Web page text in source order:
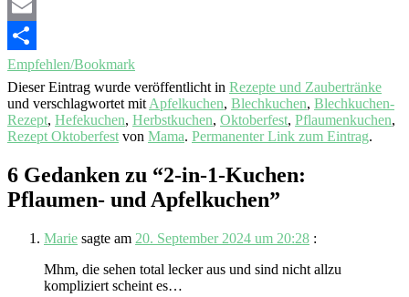
Email
Empfehlen/Bookmark
Dieser Eintrag wurde veröffentlicht in Rezepte und Zaubertränke
und verschlagwortet mitApfelkuchen, Blechkuchen, Blechkuchen-
Rezept, Hefekuchen, Herbstkuchen, Oktoberfest, Pflaumenkuchen,
Rezept Oktoberfestvon Mama. Permanenter Link zum Eintrag.
6 Gedanken zu “2-in-1-Kuchen:
Pflaumen- und Apfelkuchen”
Marie sagte am 20. September 2024 um 20:28 :
Mhm, die sehen total lecker aus und sind nicht allzu
kompliziert scheint es…